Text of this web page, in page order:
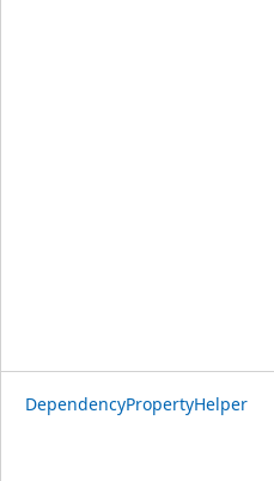
DependencyPropertyHelper